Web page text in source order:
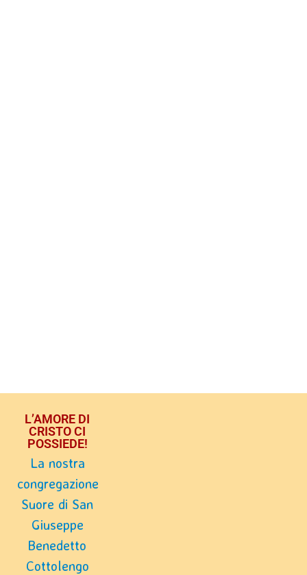
L’AMORE DI
CRISTO CI
POSSIEDE!
La nostra
congregazione
Suore di San
Giuseppe
Benedetto
Cottolengo